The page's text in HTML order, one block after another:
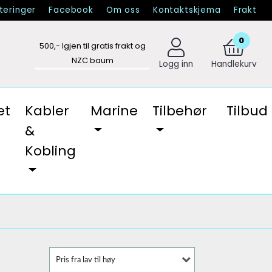
Facebook Om oss Kontaktskjema Frakt
500,- Igjen til gratis frakt og
NZC baum
Logg inn
0
Handlekurv
Kabler
&
Kobling
Marine Tilbehør Tilbud
Pris fra lav til høy